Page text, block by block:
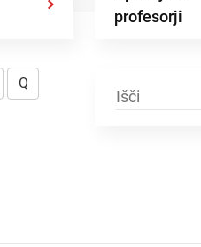
profesorji
Q